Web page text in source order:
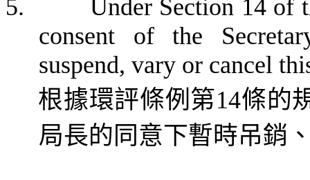
5.
Under Section 14 of
consent of the
suspend, vary or cancel
根據環評條例第14條的
局長的同意下暫時吊銷